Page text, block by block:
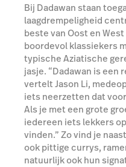
Bij Dadawan staan
laagdrempeligheid
beste van Oost en
boordevol klassiekers
typische Aziatische
jasje. “Dadawan is een
vertelt Jason Li,
iets neerzetten dat
Als je met een grote
iedereen iets lekkers
vinden.” Zo vind je
ook pittige currys,
natuurlijk ook hun